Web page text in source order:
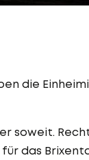
die
soweit.
das